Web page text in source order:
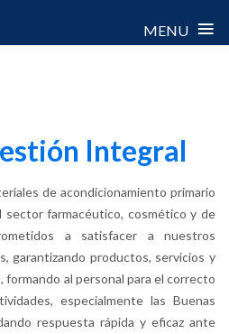
MENU ≡
Integral
de acondicionamiento primario
sector farmacéutico, cosmético y de
a satisfacer a nuestros
garantizando productos, servicios y
formando al personal para el correcto
especialmente las Buenas
respuesta rápida y eficaz ante